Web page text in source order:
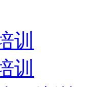
训
训